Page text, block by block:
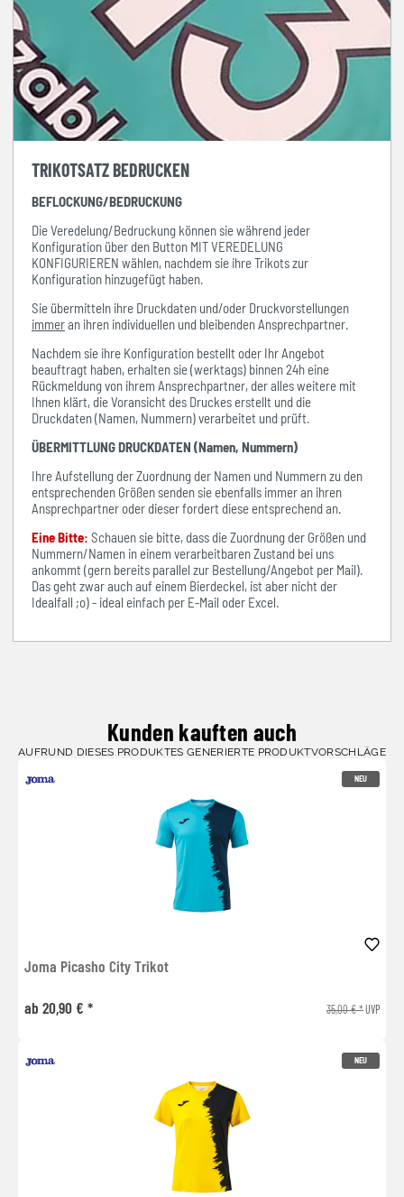
TRIKOTSATZ BEDRUCKEN
BEFLOCKUNG/BEDRUCKUNG
Die Veredelung/Bedruckung können sie während jeder
Konfiguration über den Button MIT VEREDELUNG
KONFIGURIEREN wählen, nachdem sie ihre Trikots zur
Konfiguration hinzugefügt haben.
Sie übermitteln ihre Druckdaten und/oder Druckvorstellungen
immeran ihren individuellen und bleibenden Ansprechpartner.
Nachdem sie ihre Konfiguration bestellt oder Ihr Angebot
beauftragt haben, erhalten sie (werktags) binnen 24h eine
Rückmeldung von ihrem Ansprechpartner, der alles weitere mit
Ihnen klärt, die Voransicht des Druckes erstellt und die
Druckdaten (Namen, Nummern) verarbeitet und prüft.
ÜBERMITTLUNG DRUCKDATEN (Namen, Nummern)
Ihre Aufstellung der Zuordnung der Namen und Nummern zu den
entsprechenden Größen senden sie ebenfalls immer an ihren
Ansprechpartner oder dieser fordert diese entsprechend an.
Eine Bitte: Schauen sie bitte, dass die Zuordnung der Größen und
Nummern/Namen in einem verarbeitbaren Zustand bei uns
ankommt (gern bereits parallel zur Bestellung/Angebot per Mail).
Das geht zwar auch auf einem Bierdeckel, ist aber nicht der
Idealfall ;o) - ideal einfach per E-Mail oder Excel.
Kunden kauften auch
AUFRUND DIESES PRODUKTES GENERIERTE PRODUKTVORSCHLÄGE
NEU
Joma Picasho City Trikot
ab 20,90 € * 35,00 € *UVP
NEU